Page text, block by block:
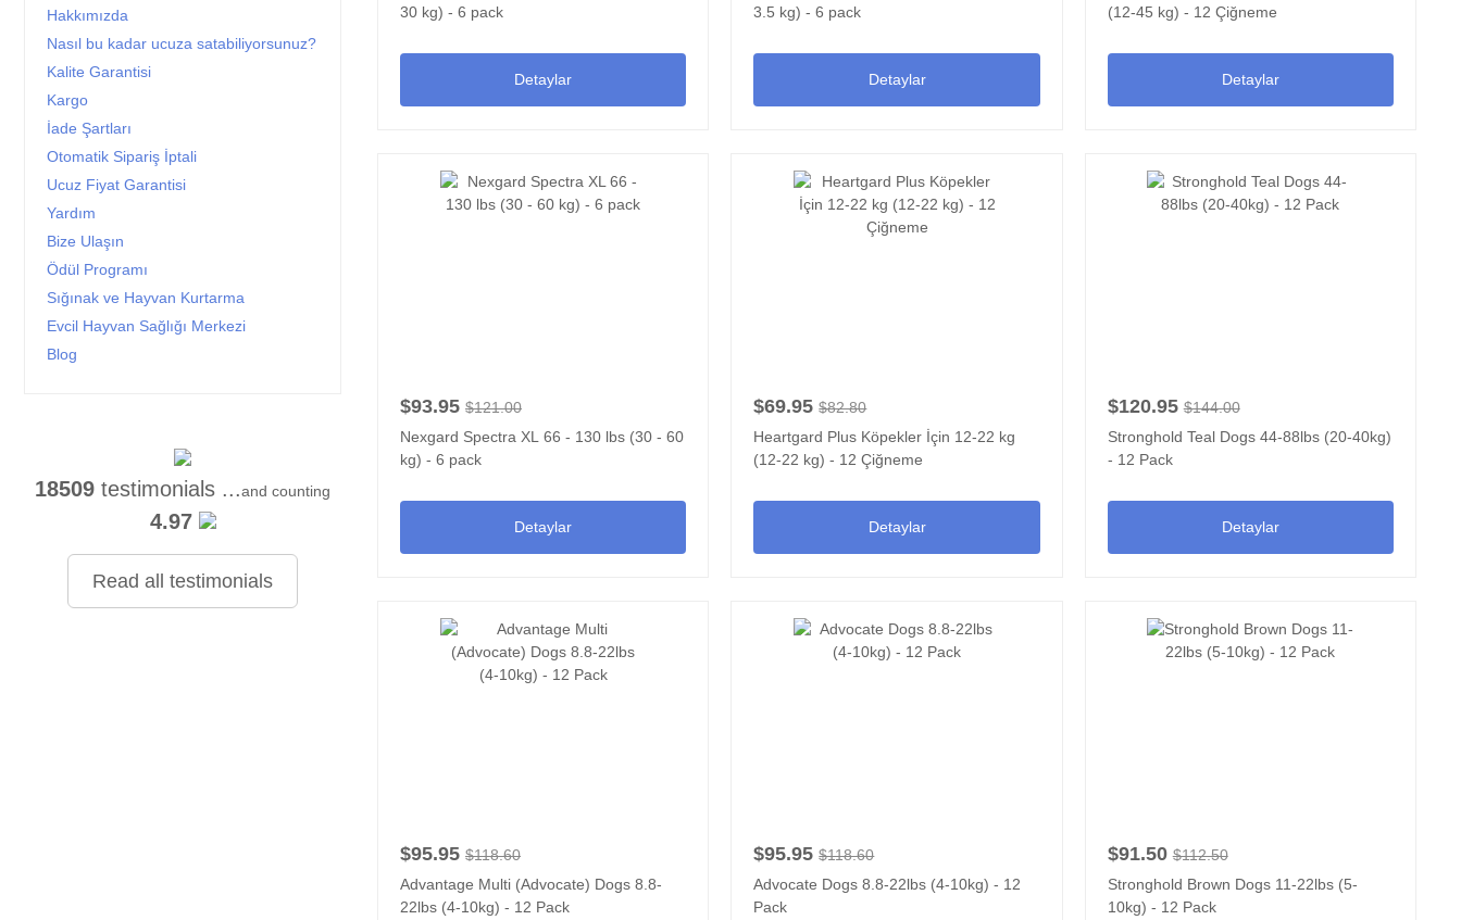
Hakkımızda
Nasıl bu kadar ucuza satabiliyorsunuz?
Kalite Garantisi
Kargo
İade Şartları
Otomatik Sipariş İptali
Ucuz Fiyat Garantisi
Yardım
Bize Ulaşın
Ödül Programı
Sığınak ve Hayvan Kurtarma
Evcil Hayvan Sağlığı Merkezi
Blog
18509 testimonials ...and counting
4.97
Read all testimonials
30 kg) - 6 pack
Detaylar
3.5 kg) - 6 pack
Detaylar
(12-45 kg) - 12 Çiğneme
Detaylar
$93.95 $121.00
Nexgard Spectra XL 66 - 130 lbs (30 - 60
kg) - 6 pack
Detaylar
$69.95 $82.80
Heartgard Plus Köpekler İçin 12-22 kg
(12-22 kg) - 12 Çiğneme
Detaylar
$120.95 $144.00
Stronghold Teal Dogs 44-88lbs (20-40kg)
- 12 Pack
Detaylar
$95.95 $118.60
Advantage Multi (Advocate) Dogs 8.8-
22lbs (4-10kg) - 12 Pack
$95.95 $118.60
Advocate Dogs 8.8-22lbs (4-10kg) - 12
Pack
$91.50 $112.50
Stronghold Brown Dogs 11-22lbs (5-
10kg) - 12 Pack